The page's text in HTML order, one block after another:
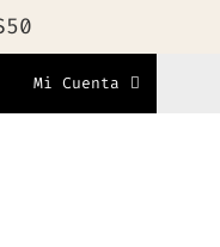
Mi Cuenta